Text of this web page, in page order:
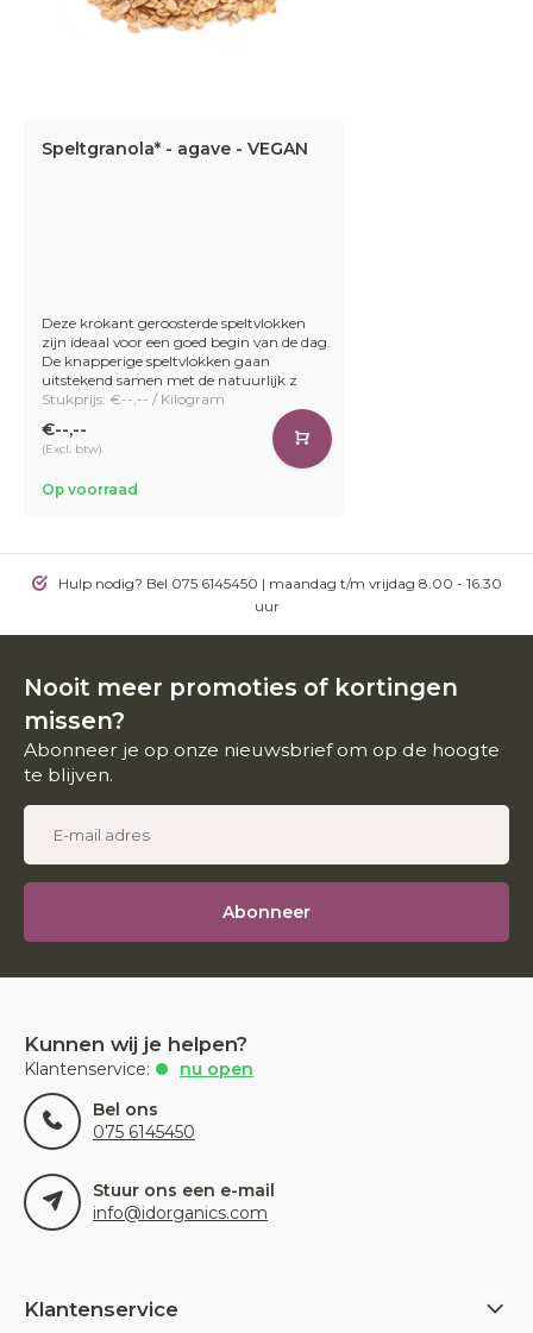
Speltgranola* - agave - VEGAN
Deze krokant geroosterde speltvlokken
zijn ideaal voor een goed begin van de dag.
De knapperige speltvlokken gaan
uitstekend samen met de natuurlijk z
Stukprijs: €--,-- / Kilogram
€--,--
(Excl. btw)
Op voorraad
Hulp nodig? Bel 075 6145450 | maandag t/m vrijdag 8.00 - 16.30
uur
Nooit meer promoties of kortingen
missen?
Abonneer je op onze nieuwsbrief om op de hoogte
te blijven.
Abonneer
Kunnen wij je helpen?
Klantenservice:
nu open
Bel ons
075 6145450
Stuur ons een e-mail
info@idorganics.com
Klantenservice